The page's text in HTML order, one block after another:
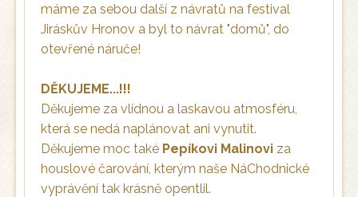
máme za sebou další z návratů na festival
Jiráskův Hronov a byl to návrat "domů", do
otevřené náruče!
DĚKUJEME...!!!
Děkujeme za vlídnou a laskavou atmosféru,
která se nedá naplánovat ani vynutit.
Děkujeme moc také Pepíkovi Malinovi za
houslové čarování, kterým naše NáChodnické
vyprávění tak krásně opentlil.